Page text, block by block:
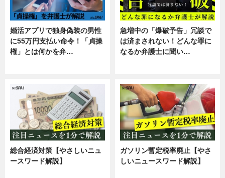
婚活アプリで独身偽装の男性
に55万円支払い命令！「貞操
権」とは何かを弁…
急増中の「爆破予告」冗談で
は済まされない！どんな罪に
なるか弁護士に聞い…
総合経済対策【やさしいニュ
ースワード解説】
ガソリン暫定税率廃止【やさ
しいニュースワード解説】